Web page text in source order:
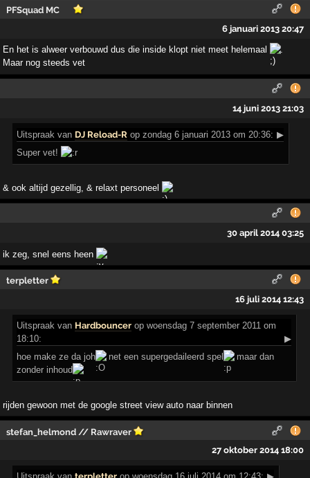
PFSquad MC
6 januari 2013 20:47
En het is alweer verbouwd dus die inside klopt niet meet helemaal
.
Maar nog steeds vet
14 juni 2013 21:03
Uitspraak van DJ Reload-R op zondag 6 januari 2013 om 20:36: ▶
Super vet!
& ook altijd gezellig, & relaxt personeel
30 april 2014 03:25
ik zeg, snel eens heen
terpletter
16 juli 2014 12:43
Uitspraak van Hardbouncer op woensdag 7 september 2011 om
18:10:
▶
hoe make ze da joh
net een supergedaileerd spel
maar dan
zonder inhoud
rijden gewoon met de google street view auto naar binnen
stefan_helmond // Rawraver
27 oktober 2014 18:00